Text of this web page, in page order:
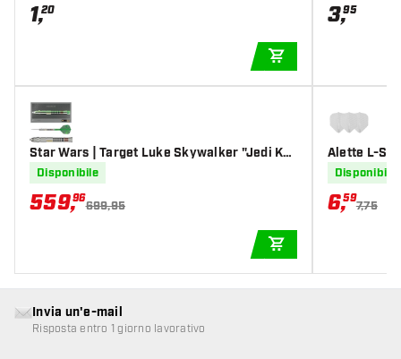
1,20
Star Wars | Target Luke Skywalker "Jedi Kni
ght" Lightsaber First Edition 95% Tungsten -
Freccette Steel Darts
Disponibile
559,96
699,95
3,95
Alette L-
Disponibile
6,59
7,75
Invia un'e-mail
Risposta entro 1 giorno lavorativo